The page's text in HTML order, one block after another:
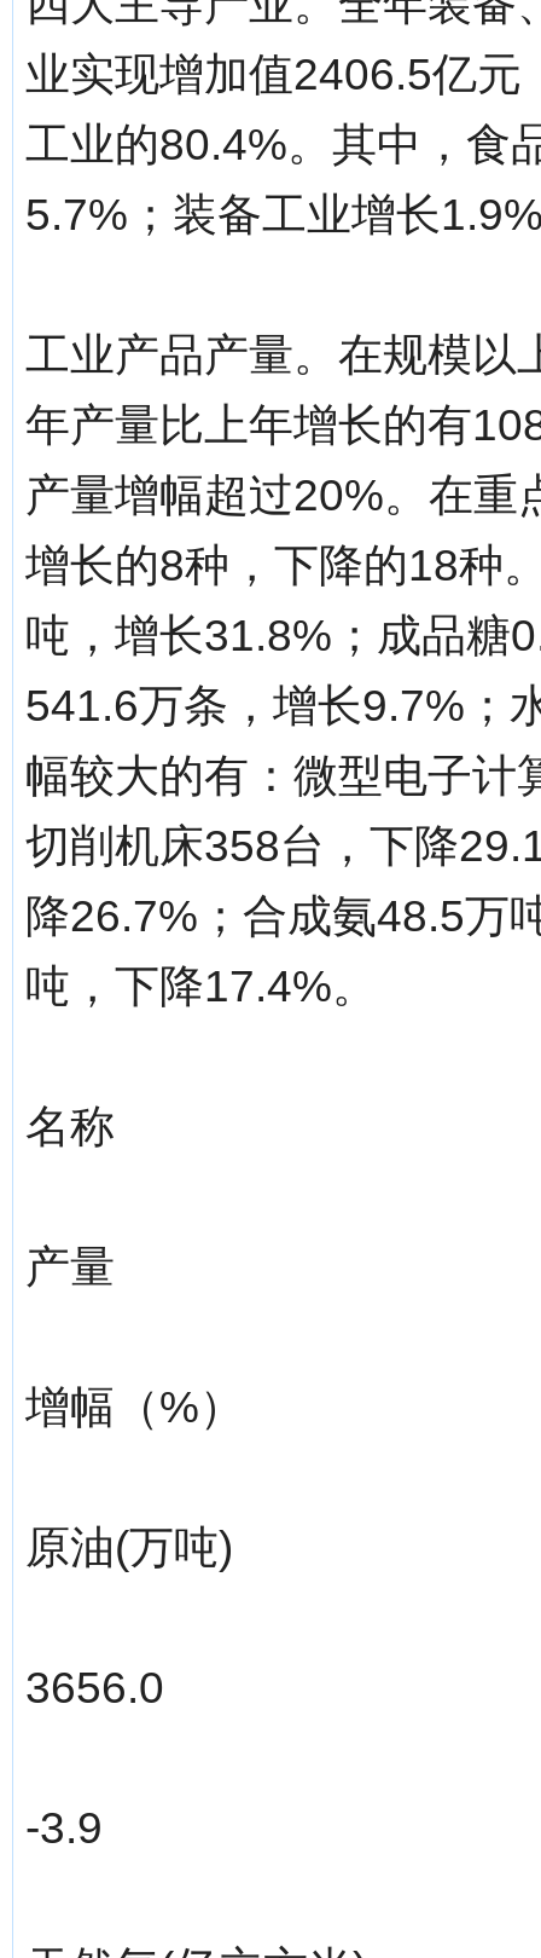
业实现增加值2406.5亿
工业的80.4%。其中，食
5.7%；装备工业增长
工业产品产量。在规模以
年产量比上年增长的有
产量增幅超过20%。在重
增长的8种，下降的18种
吨，增长31.8%；成品糖
541.6万条，增长9.7%；
幅较大的有：微型电子计
切削机床358台，下降
降26.7%；合成氨48.5万
吨，下降17.4%。
名称
产量
增幅（%）
原油(万吨)
3656.0
-3.9